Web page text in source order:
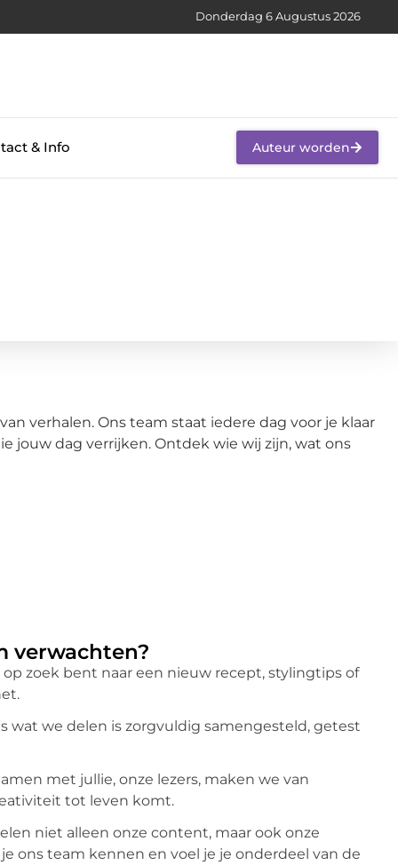
Donderdag 6 Augustus 2026
& Info Auteur worden
verhalen. Ons team staat iedere dag voor je klaar
jouw dag verrijken. Ontdek wie wij zijn, wat ons
verwachten?
op zoek bent naar een nieuw recept, stylingtips of
wat we delen is zorgvuldig samengesteld, getest
met jullie, onze lezers, maken we van
tot leven komt.
niet alleen onze content, maar ook onze
ons team kennen en voel je je onderdeel van de